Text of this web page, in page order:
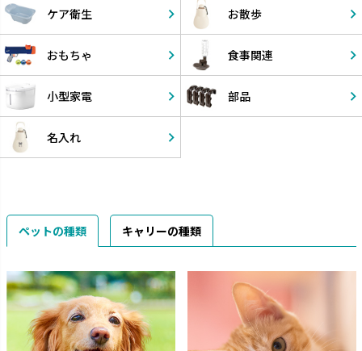
ケア衛生 お散歩
おもちゃ 食事関連
小型家電 部品
名入れ
ペットの種類 キャリーの種類